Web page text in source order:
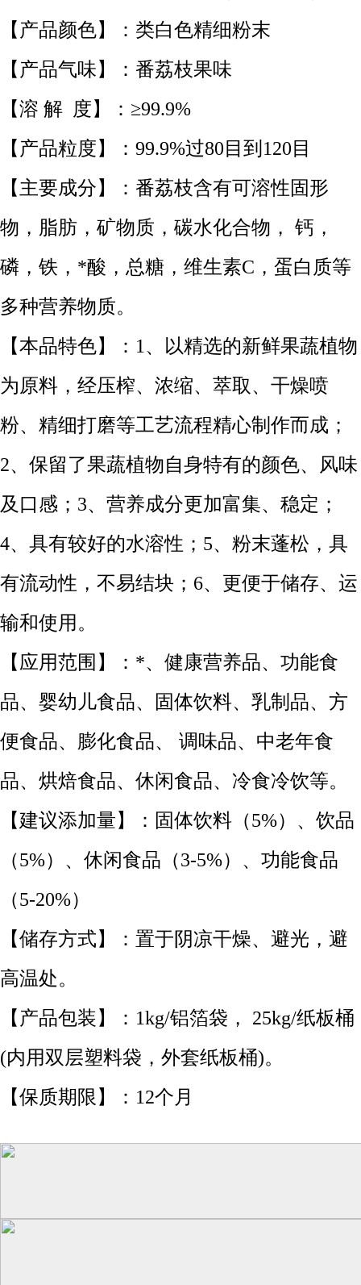
【产品颜色】：类白色精细粉末
【产品气味】：番荔枝果味
【溶 解 度】：≥99.9%
【产品粒度】：99.9%过80目到120目
【主要成分】：番荔枝含有可溶性固形
物，脂肪，矿物质，碳水化合物， 钙，
磷，铁，*酸，总糖，维生素C，蛋白质等
多种营养物质。
【本品特色】：1、以精选的新鲜果蔬植物
为原料，经压榨、浓缩、萃取、干燥喷
粉、精细打磨等工艺流程精心制作而成；
2、保留了果蔬植物自身特有的颜色、风味
及口感；3、营养成分更加富集、稳定；
4、具有较好的水溶性；5、粉末蓬松，具
有流动性，不易结块；6、更便于储存、运
输和使用。
【应用范围】：*、健康营养品、功能食
品、婴幼儿食品、固体饮料、乳制品、方
便食品、膨化食品、 调味品、中老年食
品、烘焙食品、休闲食品、冷食冷饮等。
【建议添加量】：固体饮料（5%）、饮品
（5%）、休闲食品（3-5%）、功能食品
（5-20%）
【储存方式】：置于阴凉干燥、避光，避
高温处。
【产品包装】：1kg/铝箔袋， 25kg/纸板桶
(内用双层塑料袋，外套纸板桶)。
【保质期限】：12个月